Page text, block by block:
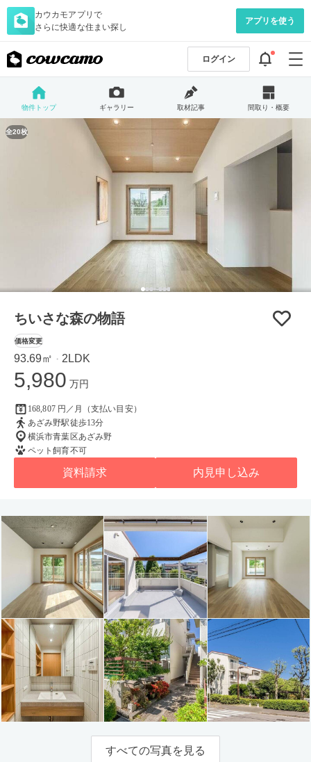
カウカモアプリで
さらに快適な住まい探し
アプリを使う
ログイン
物件トップ ギャラリー 取材記事 間取り・概要
全20枚
ちいさな森の物語
価格変更
93.69㎡ ・ 2LDK
5,980 万円
168,807 円／月（支払い目安）
あざみ野駅徒歩13分
横浜市青葉区あざみ野
ペット飼育不可
資料請求 内見申し込み
すべての写真を見る